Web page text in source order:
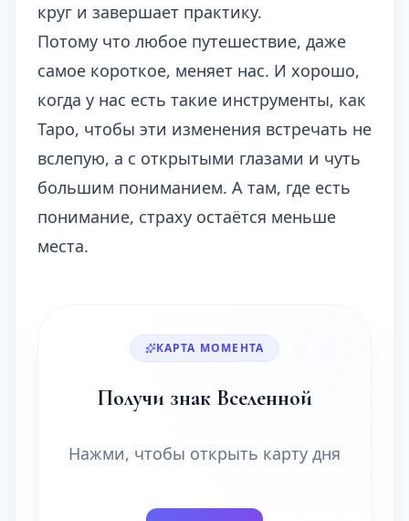
круг и завершает практику.
Потому что любое путешествие, даже
самое короткое, меняет нас. И хорошо,
когда у нас есть такие инструменты, как
Таро, чтобы эти изменения встречать не
вслепую, а с открытыми глазами и чуть
большим пониманием. А там, где есть
понимание, страху остаётся меньше
места.
КАРТА МОМЕНТА
Получи знак Вселенной
Нажми, чтобы открыть карту дня